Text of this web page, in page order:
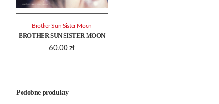
BROTHER SUN SISTER MOON
60.00 zł
Brother Sun Sister Moon
Podobne produkty